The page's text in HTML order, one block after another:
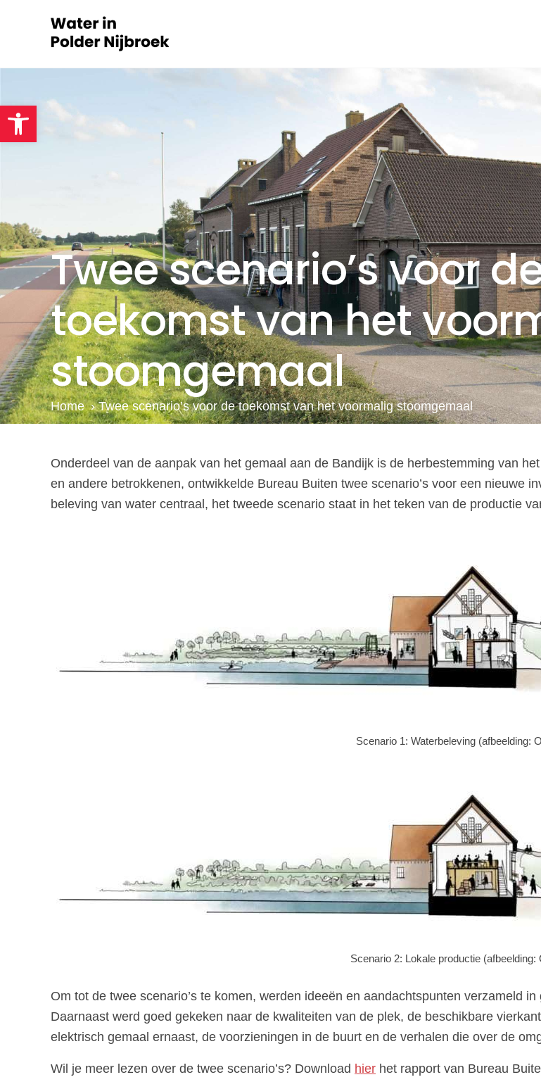
Toolbar openen
Twee scenario’s voor
toekomst van het
stoomgemaal
Home › Twee scenario’s voor de toekomst van het voormalig stoomgemaal
Onderdeel van de aanpak van het gemaal aan de Bandijk is de herbestemming van
en andere betrokkenen, ontwikkelde Bureau Buiten twee scenario’s voor een nieuwe
beleving van water centraal, het tweede scenario staat in het teken van de productie
Scenario 1: Waterbeleving (afbeelding:
Scenario 2: Lokale productie (afbeelding:
Om tot de twee scenario’s te komen, werden ideeën en aandachtspunten verzameld
Daarnaast werd goed gekeken naar de kwaliteiten van de plek, de beschikbare
elektrisch gemaal ernaast, de voorzieningen in de buurt en de verhalen die over de
Wil je meer lezen over de twee scenario’s? Download hier het rapport van Bureau